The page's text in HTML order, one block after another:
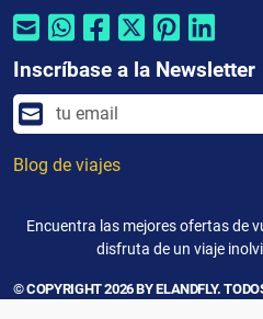
Inscríbase a la Newsletter
Blog de viajes
Encuentra las mejores ofertas de
disfruta de un viaje
© COPYRIGHT 2026 BY ELANDFLY.